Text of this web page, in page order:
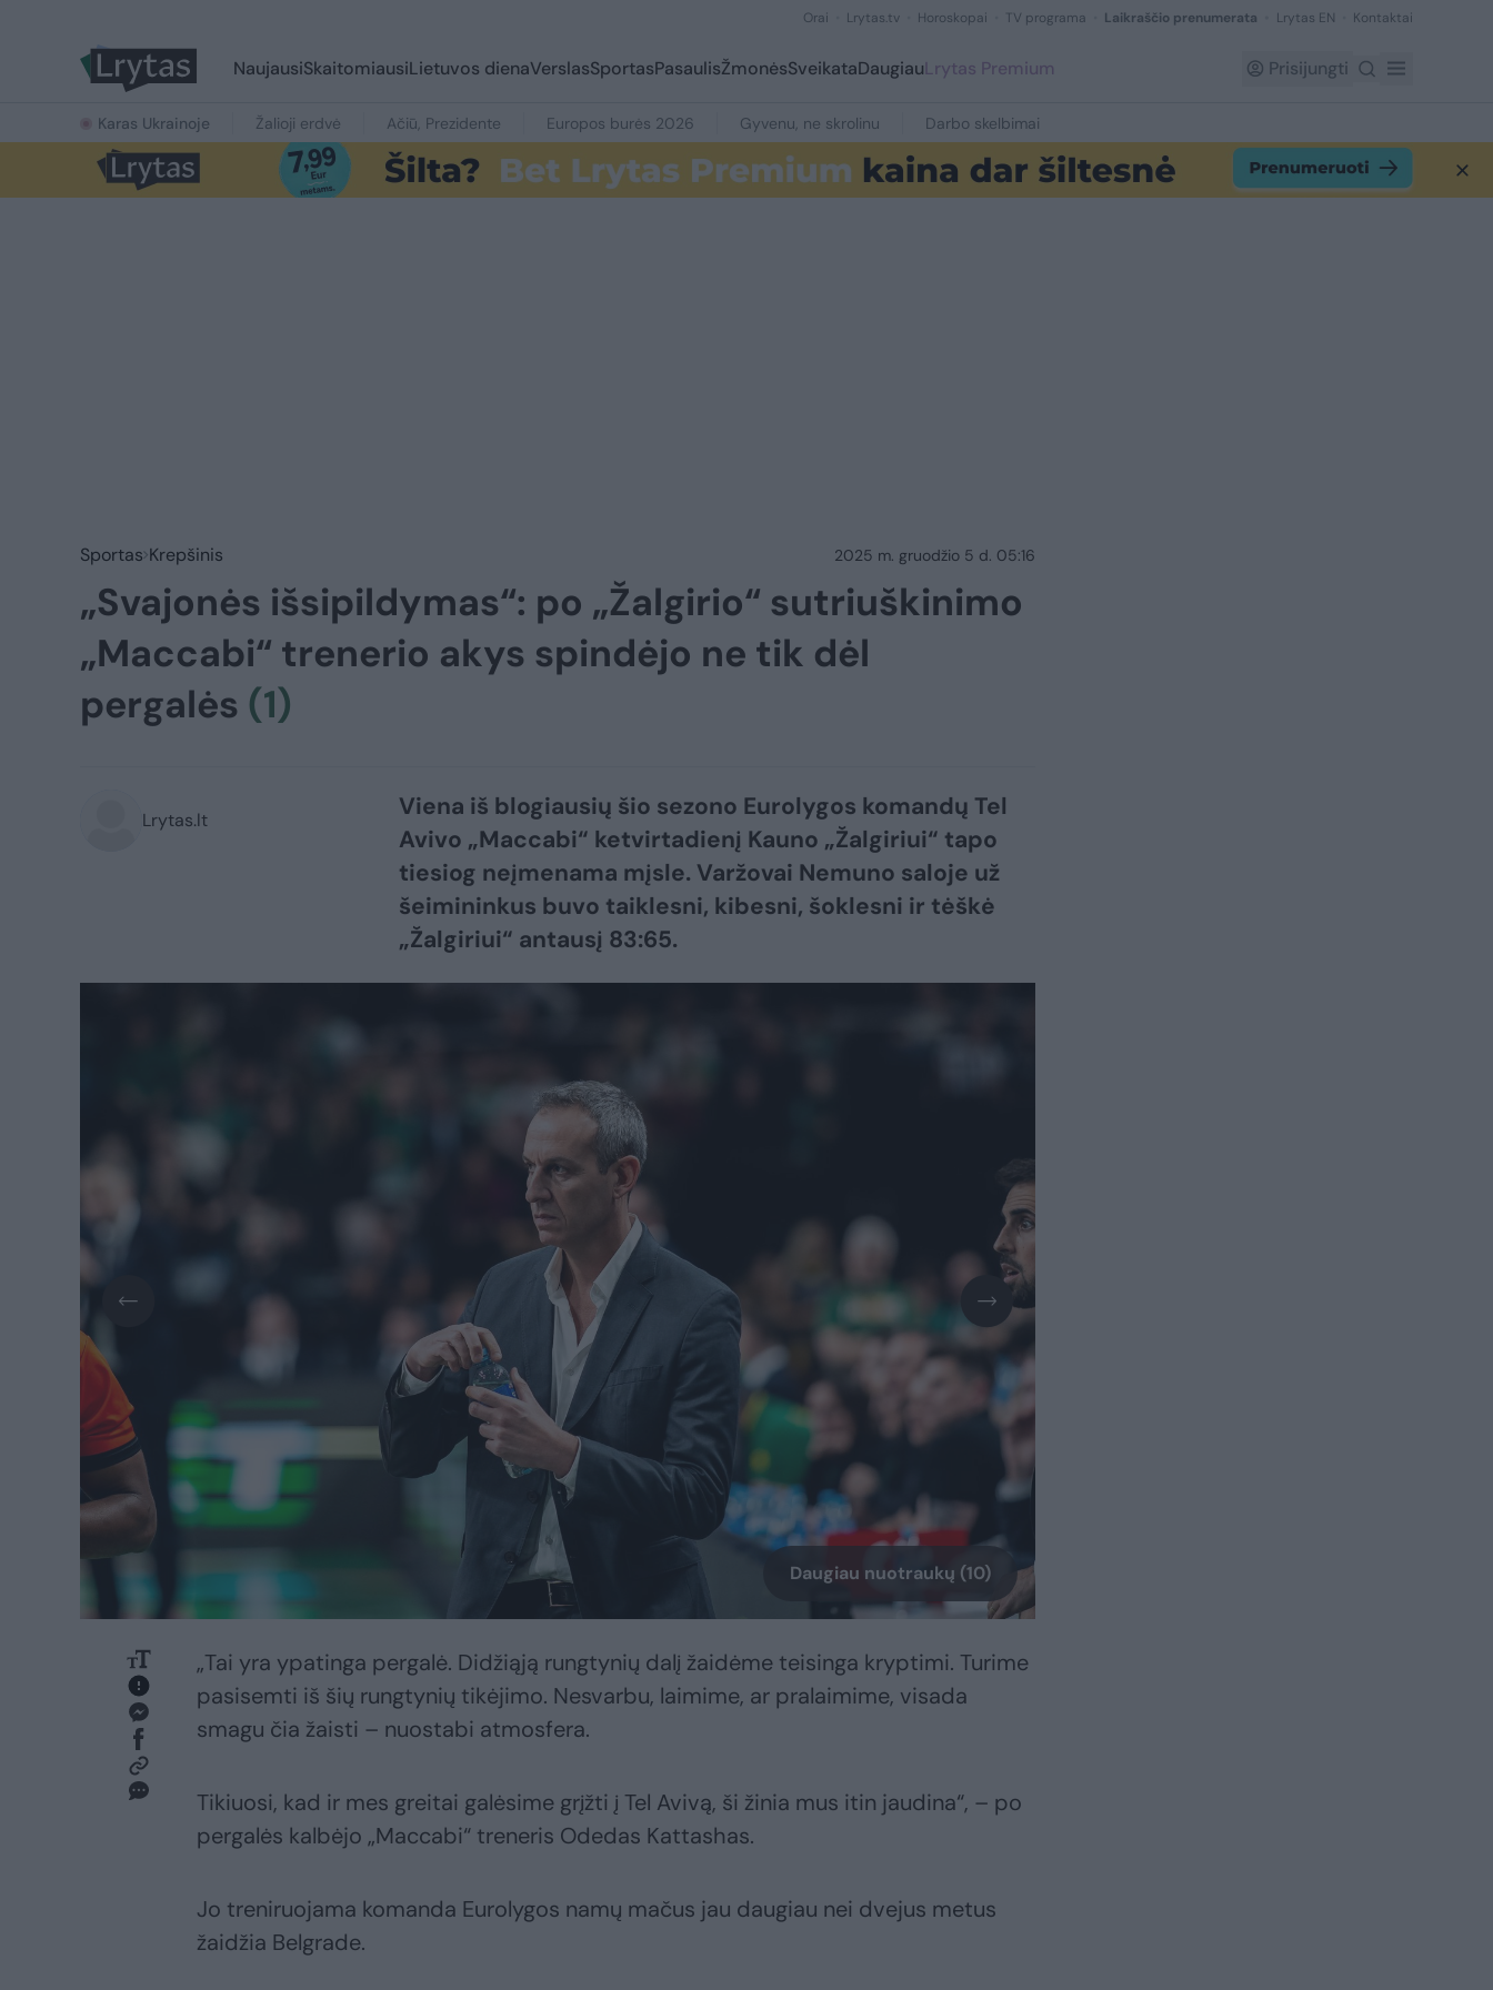
Orai Lrytas.tv Horoskopai TV programa Laikraščio prenumerata Lrytas EN Kontaktai
NaujausiSkaitomiausiLietuvos dienaVerslasSportasPasaulisŽmonėsSveikataDaugiauLrytas Premium Prisijungti
Karas Ukrainoje Žalioji erdvė Ačiū, Prezidente Europos burės 2026 Gyvenu, ne skrolinu Darbo skelbimai
Sportas Krepšinis 2025 m. gruodžio 5 d. 05:16
„Svajonės išsipildymas“: po „Žalgirio“ sutriuškinimo
„Maccabi“ trenerio akys spindėjo ne tik dėl
pergalės (1)
Lrytas.lt
Viena iš blogiausių šio sezono Eurolygos komandų Tel
Avivo „Maccabi“ ketvirtadienį Kauno „Žalgiriui“ tapo
tiesiog neįmenama mįsle. Varžovai Nemuno saloje už
šeimininkus buvo taiklesni, kibesni, šoklesni ir tėškė
„Žalgiriui“ antausį 83:65.
Daugiau nuotraukų (10)
„Tai yra ypatinga pergalė. Didžiąją rungtynių dalį žaidėme teisinga kryptimi. Turime
pasisemti iš šių rungtynių tikėjimo. Nesvarbu, laimime, ar pralaimime, visada
smagu čia žaisti – nuostabi atmosfera.
Tikiuosi, kad ir mes greitai galėsime grįžti į Tel Avivą, ši žinia mus itin jaudina“, – po
pergalės kalbėjo „Maccabi“ treneris Odedas Kattashas.
Jo treniruojama komanda Eurolygos namų mačus jau daugiau nei dvejus metus
žaidžia Belgrade.